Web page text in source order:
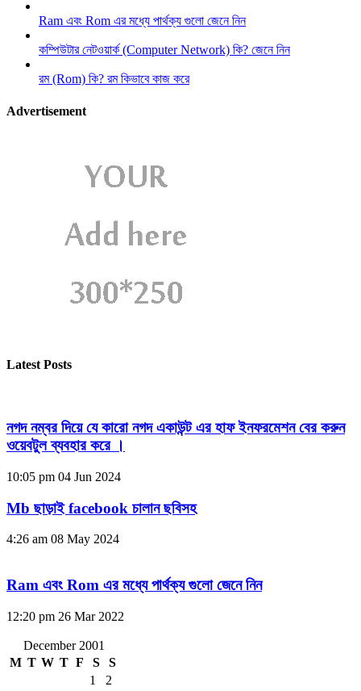
Ram এবং Rom এর মধ্যে পার্থক্য গুলো জেনে নিন
কম্পিউটার নেটওয়ার্ক (Computer Network) কি? জেনে নিন
রম (Rom) কি? রম কিভাবে কাজ করে
Advertisement
Latest Posts
নগদ নম্বর দিয়ে যে কারো নগদ একাউন্ট এর হাফ ইনফরমেশন বের করুন
ওয়েবটুল ব্যবহার করে ।
10:05 pm 04 Jun 2024
Mb ছাড়াই facebook চালান ছবিসহ
4:26 am 08 May 2024
Ram এবং Rom এর মধ্যে পার্থক্য গুলো জেনে নিন
12:20 pm 26 Mar 2022
December 2001
M T W T F S
S
1
2